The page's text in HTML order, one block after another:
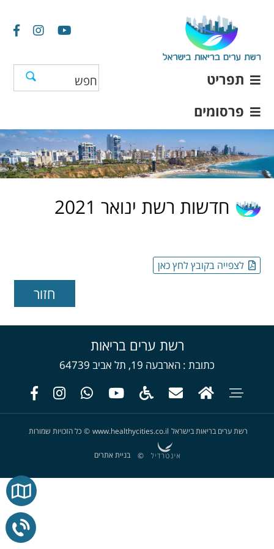
תפריט
פרסומים
חדשות רשת ינואר 2021
לצפייה בקובץ לחץ כאן
רשת ערים בריאות
כתובת הארבעה 19, תל אביב 64739
רשת ערים בריאות בישראל www.healthycities.co.il
© כל הזכויות שמורות
© בניית אתרים